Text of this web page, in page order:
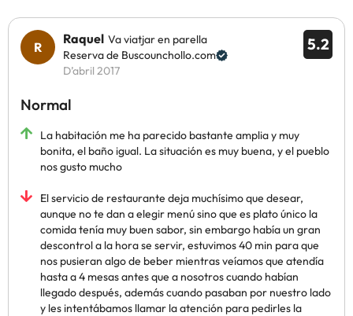
5.2
Raquel Va viatjar en parella
Reserva de Buscounchollo.com
D’abril 2017
Normal
La habitación me ha parecido bastante amplia y muy
bonita, el baño igual. La situación es muy buena, y el pueblo
nos gusto mucho
El servicio de restaurante deja muchísimo que desear,
aunque no te dan a elegir menú sino que es plato único la
comida tenía muy buen sabor, sin embargo había un gran
descontrol a la hora se servir, estuvimos 40 min para que
nos pusieran algo de beber mientras veíamos que atendía
hasta a 4 mesas antes que a nosotros cuando habían
llegado después, además cuando pasaban por nuestro lado
y les intentábamos llamar la atención para pedirles la